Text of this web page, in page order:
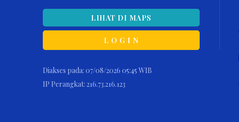
LIHAT DI MAPS
L O G I N
Diakses pada: 07/08/2026 05:45 WIB
IP Perangkat: 216.73.216.123